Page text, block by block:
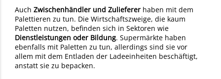
Auch Zwischenhändler und Zulieferer haben mit dem
Palettieren zu tun. Die Wirtschaftszweige, die kaum
Paletten nutzen, befinden sich in Sektoren wie
Dienstleistungen oder Bildung. Supermärkte haben
ebenfalls mit Paletten zu tun, allerdings sind sie vor
allem mit dem Entladen der Ladeeinheiten beschäftigt,
anstatt sie zu bepacken.